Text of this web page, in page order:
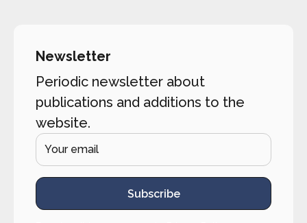
Newsletter
Periodic newsletter about
publications and additions to the
website.
Subscribe